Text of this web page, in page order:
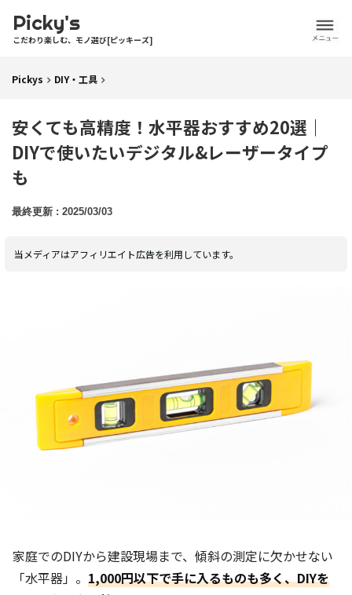
Picky's
こだわり楽しむ、モノ選び[ピッキーズ]
Pickys DIY・工具
安くても高精度！水平器おすすめ20選｜
DIYで使いたいデジタル&レーザータイプ
も
2025/03/03
当メディアはアフィリエイト広告を利用しています。
家庭でのDIYから建設現場まで、傾斜の測定に欠かせない
「水平器」。 1,000円以下で手に入るものも多く、DIYを